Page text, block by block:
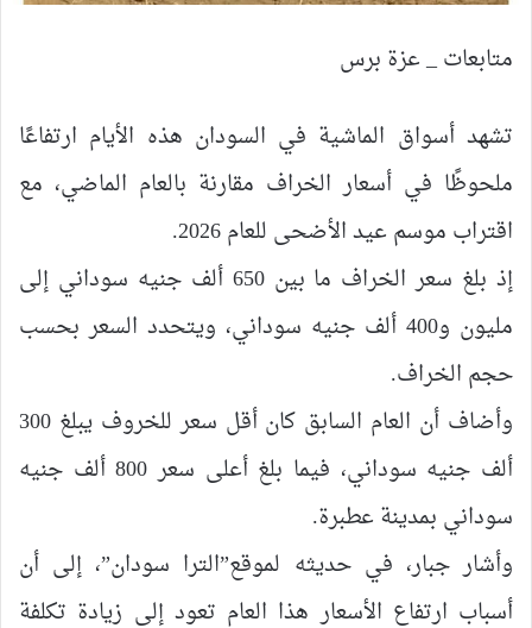
متابعات _ عزة برس
تشهد أسواق الماشية في السودان هذه الأيام ارتفاعًا
ملحوظًا في أسعار الخراف مقارنة بالعام الماضي، مع
اقتراب موسم عيد الأضحى للعام 2026.
إذ بلغ سعر الخراف ما بين 650 ألف جنيه سوداني إلى
مليون و400 ألف جنيه سوداني، ويتحدد السعر بحسب
حجم الخراف.
وأضاف أن العام السابق كان أقل سعر للخروف يبلغ 300
ألف جنيه سوداني، فيما بلغ أعلى سعر 800 ألف جنيه
سوداني بمدينة عطبرة.
وأشار جبار، في حديثه لموقع”الترا سودان”، إلى أن
أسباب ارتفاع الأسعار هذا العام تعود إلى زيادة تكلفة